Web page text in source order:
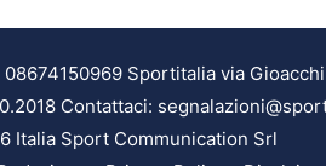
Sportitalia via
Contattaci:
Italia Sport Communication Srl